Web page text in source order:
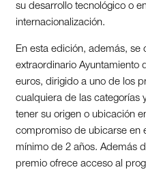
su desarrollo tecnológico o
internacionalización.
En esta edición, además, se
extraordinario Ayuntamiento
euros, dirigido a uno de los
cualquiera de las categorías
tener su origen o ubicación
compromiso de ubicarse en
mínimo de 2 años. Además
premio ofrece acceso al